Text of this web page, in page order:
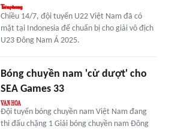
Chiều 14/7, đội tuyển U22 Việt Nam đã có
mặt tại Indonesia để chuẩn bị cho giải vô địch
U23 Đông Nam Á 2025.
Bóng chuyền nam 'cử dượt' cho
SEA Games 33
Đội tuyển bóng chuyền nam Việt Nam đang
thi đấu chặng 1 Giải bóng chuyền nam Đông